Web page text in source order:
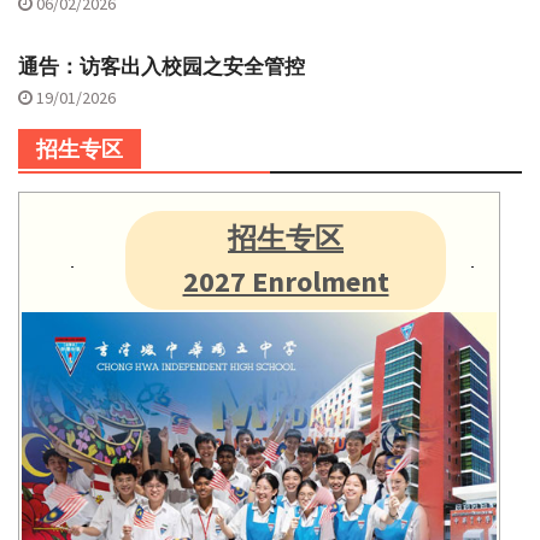
通告：访客出入校园之安全管控
19/01/2026
招生专区
招生专区
2027 Enrolment